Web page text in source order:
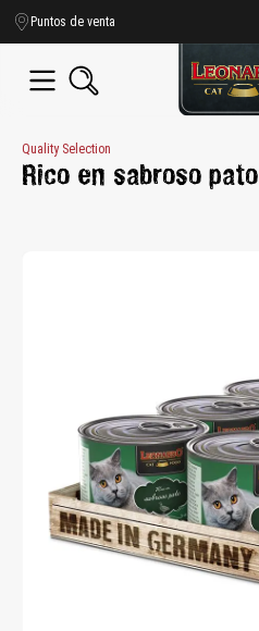
principal
Puntos de venta
Quality Selection
Rico en sabroso pato